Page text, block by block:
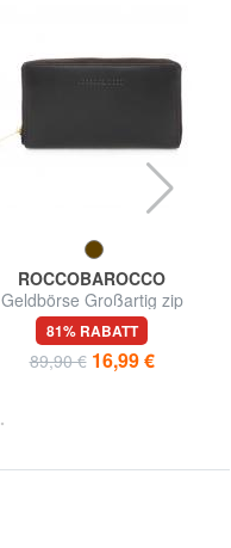
ROCCOBAROCCO
Geldbörse Großartig zip
around in Haut
81% RABATT
89,90 € 16,99 €